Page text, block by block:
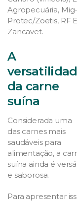
Agropecuária,
Protec/Zoetis, RF
Zancavet.
A
da carne
suína
Considerada uma
das carnes mais
saudáveis para
alimentação, a
suína ainda é
e saborosa.
Para apresentar